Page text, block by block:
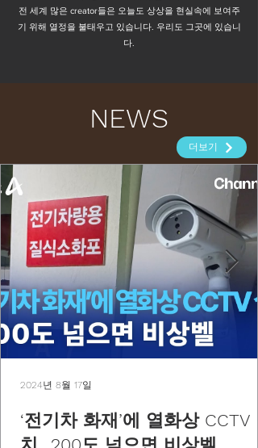
전 세계 많은 creator들은 오늘도 상상을 현실속에 보여주
기 위해 열정을 불태우고 있습니다. 우리도 그곳에 있습니
다.
NEWS
더보기
‘전기차 화재’에 열화상 CCTV
2024년 8월 17일